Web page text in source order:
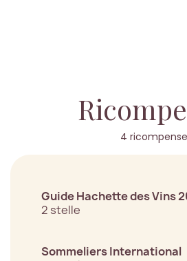
4 ricompense
Guide Hachette des Vins
2 stelle
Sommeliers International